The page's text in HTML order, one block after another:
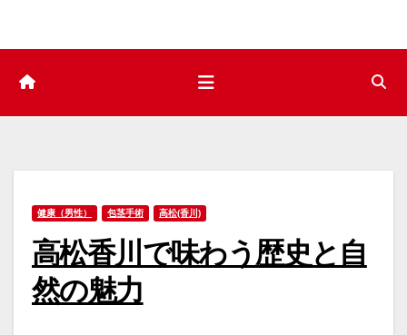
プ
健康（男性） 包茎手術 高松(香川)
高松香川で味わう歴史と自
然の魅力